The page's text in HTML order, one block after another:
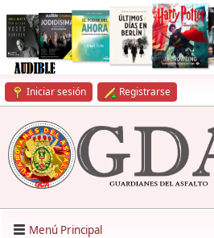
Iniciar sesión Registrarse
Menú Principal